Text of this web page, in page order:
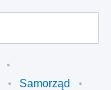
Samorząd